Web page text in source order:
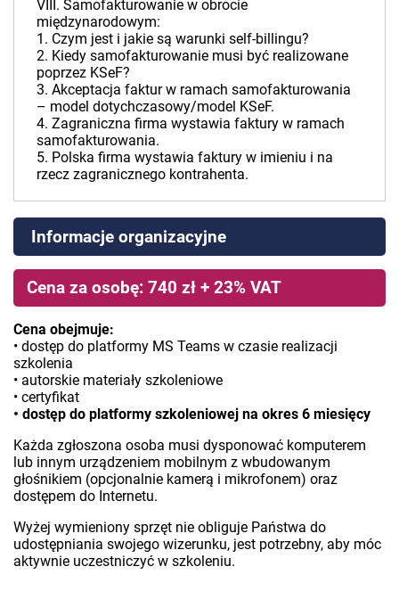
VIII. Samofakturowanie w obrocie
międzynarodowym:
1. Czym jest i jakie są warunki self-billingu?
2. Kiedy samofakturowanie musi być realizowane
poprzez KSeF?
3. Akceptacja faktur w ramach samofakturowania
– model dotychczasowy/model KSeF.
4. Zagraniczna firma wystawia faktury w ramach
samofakturowania.
5. Polska firma wystawia faktury w imieniu i na
rzecz zagranicznego kontrahenta.
Informacje organizacyjne
Cena za osobę: 740 zł + 23% VAT
Cena obejmuje:
• dostęp do platformy MS Teams w czasie realizacji
szkolenia
• autorskie materiały szkoleniowe
• certyfikat
• dostęp do platformy szkoleniowej na okres 6 miesięcy
Każda zgłoszona osoba musi dysponować komputerem
lub innym urządzeniem mobilnym z wbudowanym
głośnikiem (opcjonalnie kamerą i mikrofonem) oraz
dostępem do Internetu.
Wyżej wymieniony sprzęt nie obliguje Państwa do
udostępniania swojego wizerunku, jest potrzebny, aby móc
aktywnie uczestniczyć w szkoleniu.